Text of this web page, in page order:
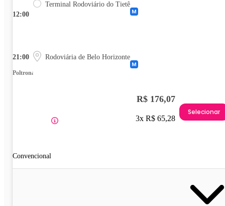
12:00
Terminal Rodoviário do Tietê
21:00 Rodoviária de Belo Horizonte
Poltrona
Convencional
R$ 176,07
3x R$ 65,28
Selecionar